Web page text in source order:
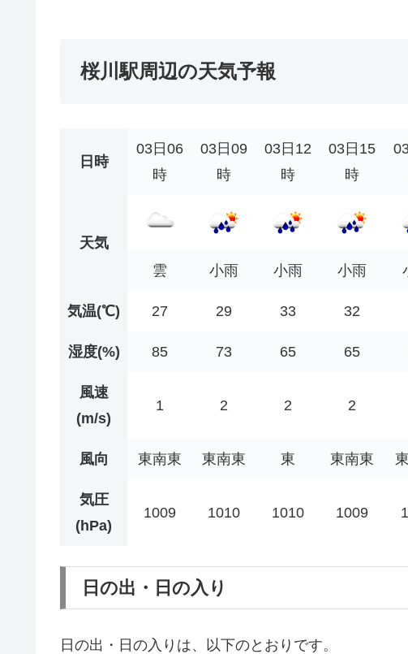
桜川駅周辺の天気予報
日時
03日06
時
03日09
時
03日12
時
03日15
時
天気
雲
小雨 小雨 小雨
気温(℃) 27 29 33 32
湿度(%) 85 73 65 65
風速
(m/s)
1 2 2 2
風向 東南東 東南東 東 東南東
気圧
(hPa)
1009 1010 1010 1009
日の出・日の入り
日の出・日の入りは、以下のとおりです。